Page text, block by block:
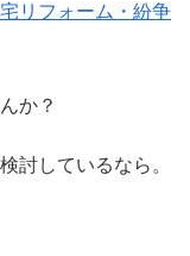
リフォーム・紛争
か？
討しているなら。